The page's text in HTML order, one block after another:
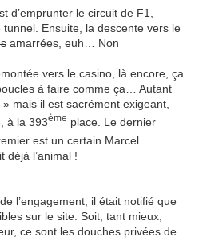
d’emprunter le circuit de F1,
Ensuite, la descente vers le
amarrées, euh… Non
vers le casino, là encore, ça
à faire comme ça… Autant
mais il est sacrément exigeant,
à la 393ème place. Le dernier
est un certain Marcel
l’animal !
l’engagement, il était notifié que
sur le site. Soit, tant mieux,
ce sont les douches privées de